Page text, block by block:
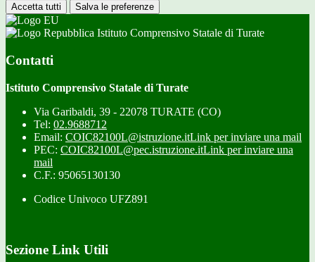
Accetta tutti Salva le preferenze
Istituto Comprensivo Statale di Turate
Contatti
Istituto Comprensivo Statale di Turate
Via Garibaldi, 39 - 22078 TURATE (CO)
Tel: 02.9688712
Email: COIC82100L@istruzione.itLink per inviare una mail
PEC: COIC82100L@pec.istruzione.itLink per inviare una
mail
C.F.: 95065130130
Codice Univoco UFZ891
Sezione Link Utili